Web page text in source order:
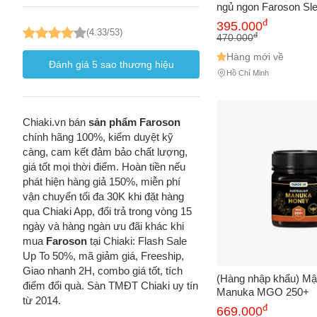
(4.33/53)
Đánh giá 5sao thương hiệu
Chiaki.vn bán sản phẩm Faroson
chính hãng 100%, kiểm duyệt kỹ
càng, cam kết đảm bảo chất lượng,
giá tốt mọi thời điểm. Hoàn tiền nếu
phát hiện hàng giả 150%, miễn phí
vận chuyển tối đa 30K khi đặt hàng
qua Chiaki App, đổi trả trong vòng 15
ngày và hàng ngàn ưu đãi khác khi
mua Faroson tại Chiaki: Flash Sale
Up To 50%, mã giảm giá, Freeship,
Giao nhanh 2H, combo giá tốt, tích
điểm đổi quà. Sàn TMĐT Chiaki uy tín
từ 2014.
ngủ ngon Faroson
395.000đ
470.000đ
Hàng mới về
Hồ Chí Minh
(Hàng nhập khẩu)
Manuka MGO 250+
669.000đ